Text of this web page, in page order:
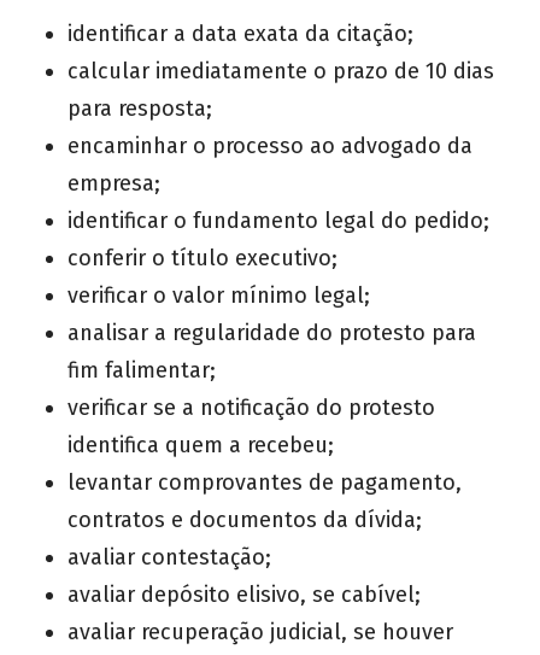
identificar a data exata da citação;
calcular imediatamente o prazo de 10 dias
para resposta;
encaminhar o processo ao advogado da
empresa;
identificar o fundamento legal do pedido;
conferir o título executivo;
verificar o valor mínimo legal;
analisar a regularidade do protesto para
fim falimentar;
verificar se a notificação do protesto
identifica quem a recebeu;
levantar comprovantes de pagamento,
contratos e documentos da dívida;
avaliar contestação;
avaliar depósito elisivo, se cabível;
avaliar recuperação judicial, se houver